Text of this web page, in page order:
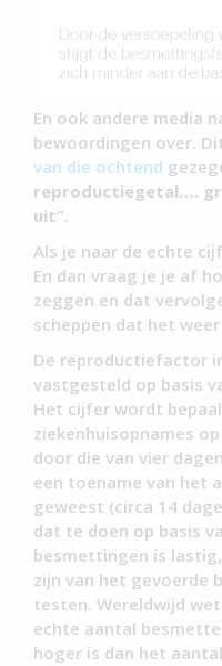
En ook andere media
bewoordingen over.
van die ochtend
reproductiegetal….
uit”.
Als je naar de echte
En dan vraag je je af
zeggen en dat
scheppen dat het
De reproductiefactor
vastgesteld op basis
Het cijfer wordt
ziekenhuisopnames
door die van vier
een toename van het
geweest (circa 14
dat te doen op basis
besmettingen is
zijn van het gevoerde
testen. Wereldwijd
echte aantal
hoger is dan het